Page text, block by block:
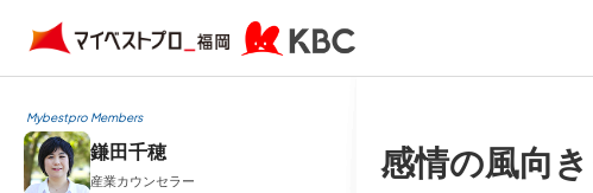
Mybestpro Members
鎌田千穂
産業カウンセラー 感情の風向